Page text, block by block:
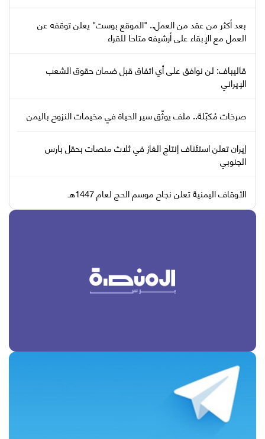
بعد أكثر من عقد من العمل.. "الموقع بوست" يعلن توقفه عن
العمل مع الإبقاء على أرشيفه متاحا للقراء
قاليباف: لن نوافق على أي اتفاق قبل ضمان حقوق الشعب
الإيراني
صرخات مُكبّلة.. ملف يوثّق سير الحياة في مخيمات النزوح باليمن
إيران تعلن استئناف إنتاج الغاز في ثلاث منصات بحقل بارس
الجنوبي
الأوقاف اليمنية تعلن نجاح موسم الحج لعام 1447هـ